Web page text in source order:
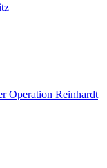
Operation Reinhardt